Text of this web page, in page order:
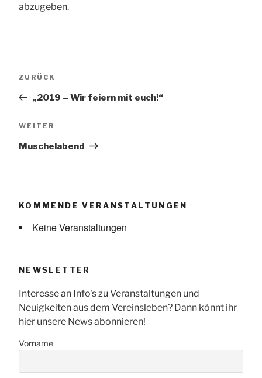
abzugeben.
Vorheriger
ZURÜCK
„2019 – Wir feiern mit euch!“
Nächster
WEITER
Muschelabend
KOMMENDE VERANSTALTUNGEN
Keine Veranstaltungen
NEWSLETTER
Interesse an Info's zu Veranstaltungen und
Neuigkeiten aus dem Vereinsleben? Dann könnt ihr
hier unsere News abonnieren!
Vorname